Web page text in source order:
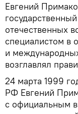
Евгений
отечественных
специалистом в
и
возглавлял
24 марта 1999
РФ Евгений
с официальным